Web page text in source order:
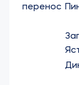
перенос